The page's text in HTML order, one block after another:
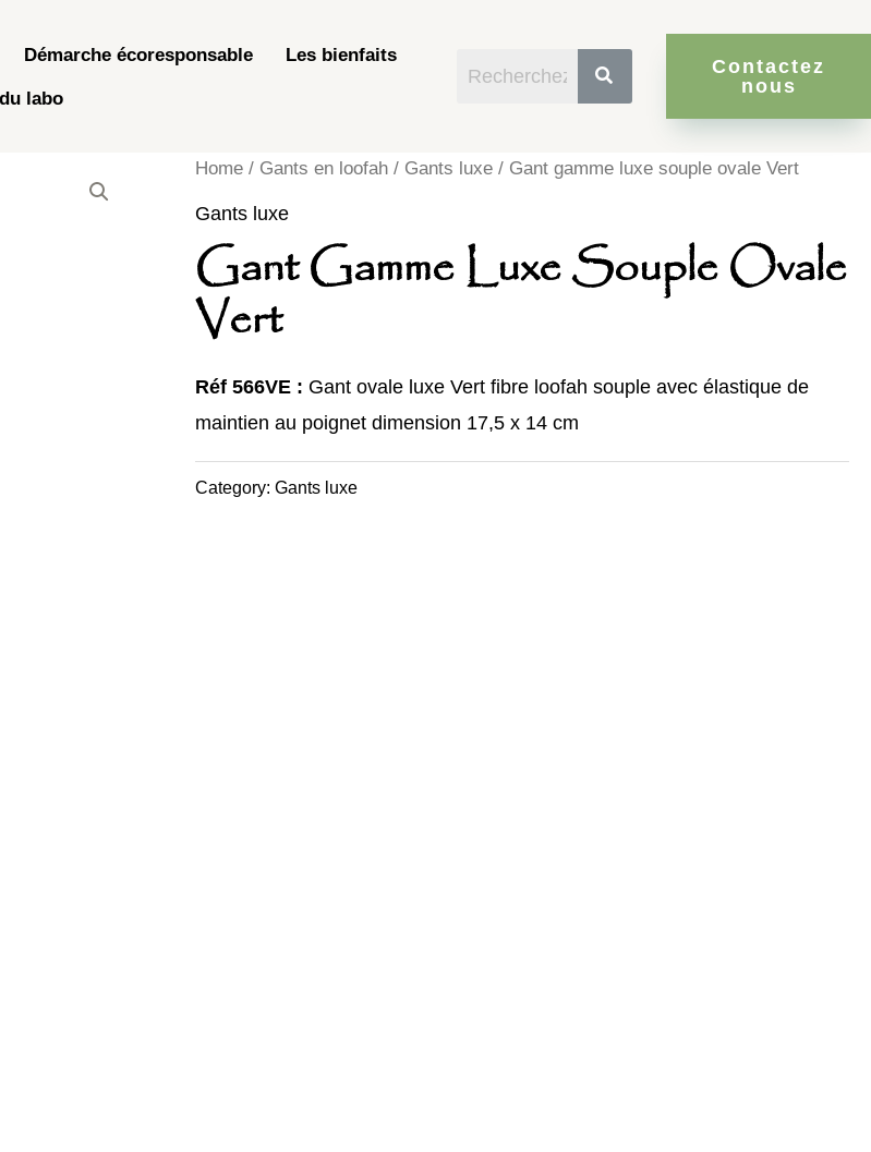
Démarche écoresponsable Les bienfaits
labo
Contactez
nous
Home / Gants en loofah / Gants luxe / Gant gamme luxe souple ovale Vert
Gants luxe
Gant Gamme Luxe Souple Ovale
Vert
Réf 566VE : Gant ovale luxe Vert fibre loofah souple avec élastique de
maintien au poignet dimension 17,5 x 14 cm
Category:Gants luxe